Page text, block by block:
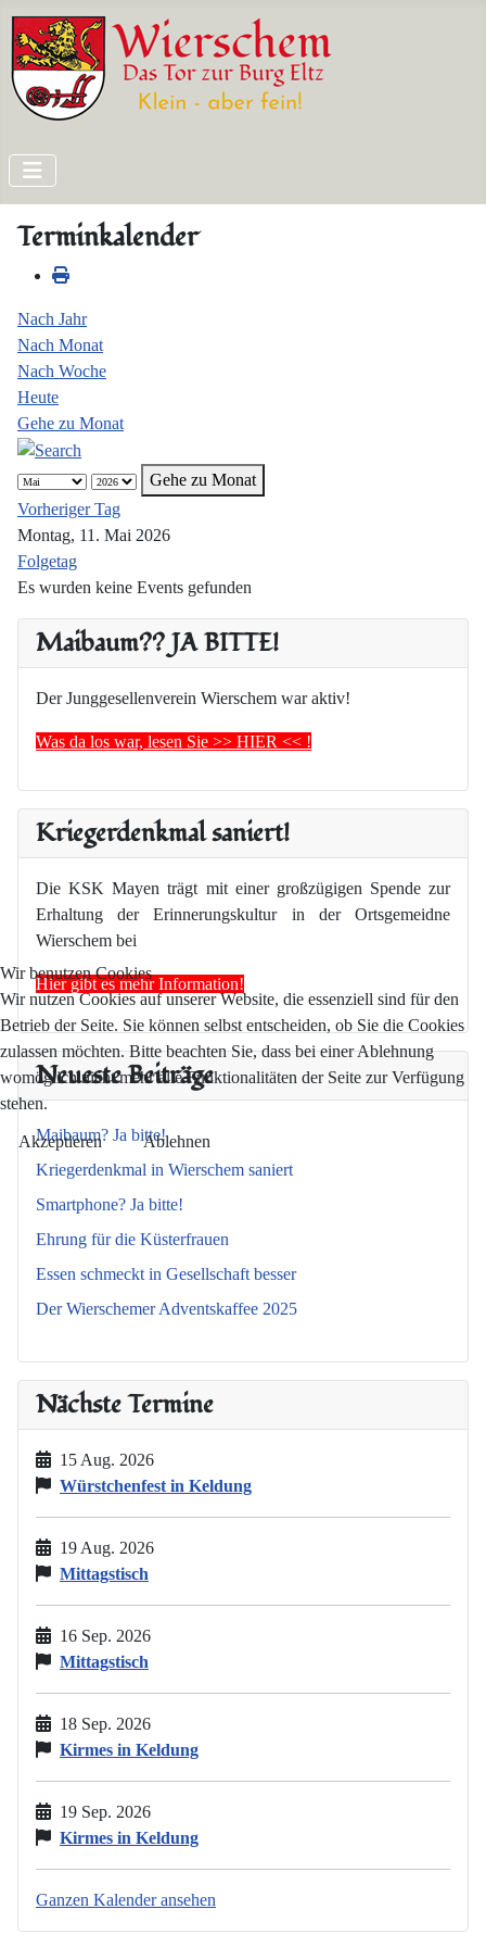
Maibaum?? JA BITTE!
Der Junggesellenverein Wierschem war aktiv!
Was da los war, lesen Sie >> HIER << !
Kriegerdenkmal saniert!
Die KSK Mayen trägt mit einer großzügigen Spende zur
Erhaltung der Erinnerungskultur in der Ortsgemeidne
Wierschem bei
Hier gibt es mehr Information!
Neueste Beiträge
Maibaum? Ja bitte!
Kriegerdenkmal in Wierschem saniert
Smartphone? Ja bitte!
Ehrung für die Küsterfrauen
Essen schmeckt in Gesellschaft besser
Der Wierschemer Adventskaffee 2025
Nächste Termine
15 Aug. 2026
Würstchenfest in Keldung
19 Aug. 2026
Mittagstisch
16 Sep. 2026
Mittagstisch
18 Sep. 2026
Kirmes in Keldung
19 Sep. 2026
Kirmes in Keldung
Ganzen Kalender ansehen
Terminkalender
Nach Jahr
Nach Monat
Nach Woche
Heute
Gehe zu Monat
Gehe zu Monat
Vorheriger Tag
Montag, 11. Mai 2026
Folgetag
Es wurden keine Events gefunden
Wir benutzen Cookies
Wir nutzen Cookies auf unserer Website, die essenziell sind für den
Betrieb der Seite. Sie können selbst entscheiden, ob Sie die Cookies
zulassen möchten. Bitte beachten Sie, dass bei einer Ablehnung
womöglich nicht mehr alle Funktionalitäten der Seite zur Verfügung
stehen.
Akzeptieren Ablehnen